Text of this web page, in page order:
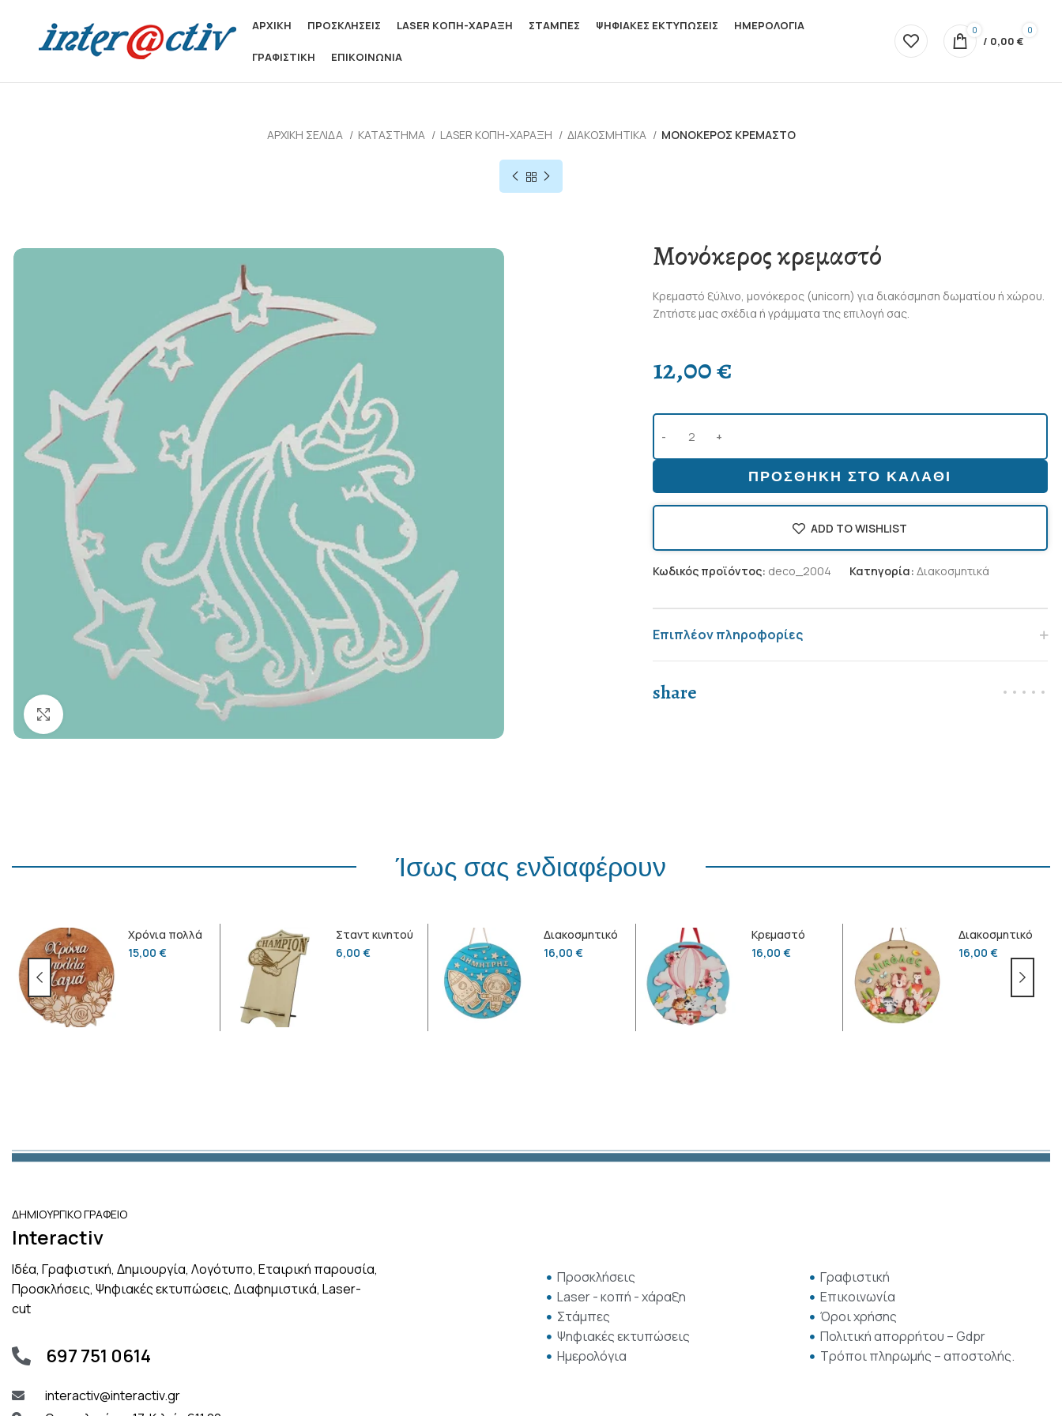
ΑΡΧΙΚΗ ΠΡΟΣΚΛΗΣΕΙΣ LASER ΚΟΠΗ-ΧΑΡΑΞΗ ΣΤΑΜΠΕΣ ΨΗΦΙΑΚΕΣ ΕΚΤΥΠΩΣΕΙΣ ΗΜΕΡΟΛΟΓΙΑ
ΓΡΑΦΙΣΤΙΚΗ ΕΠΙΚΟΙΝΩΝΙΑ
0 0
/ 0,00€
ΑΡΧΙΚΉ ΣΕΛΊΔΑ ΚΑΤΆΣΤΗΜΑ LASER ΚΟΠΗ-ΧΑΡΑΞΗ ΔΙΑΚΟΣΜΗΤΙΚΆ ΜΟΝΌΚΕΡΟΣ ΚΡΕΜΑΣΤΌ
Μονόκερος κρεμαστό
Κρεμαστό ξύλινο, μονόκερος (unicorn) για διακόσμηση δωματίου ή χώρου.
Ζητήστε μας σχέδια ή γράμματα της επιλογή σας.
12,00€
ΠΡΟΣΘΉΚΗ ΣΤΟ ΚΑΛΆΘΙ
ADD TO WISHLIST
Κωδικός προϊόντος: deco_2004 Κατηγορία: Διακοσμητικά
Επιπλέον πληροφορίες
share
Ίσως σας ενδιαφέρουν
Χρόνια πολλά
μαμά (1)
15,00€
Σταντ κινητού
τηλεφ.
“Ποδόσφαιρο”
6,00€
Διακοσμητικό
κρεμαστό
διαστημόπλοιο
16,00 €
Κρεμαστό
διακοσμητικό
αερόστατο
16,00 €
Διακοσμητικό
ονόματος
16,00€
ΔΗΜΙΟΥΡΓΙΚΟ ΓΡΑΦΕΙΟ
Interactiv
Ιδέα, Γραφιστική, Δημιουργία, Λογότυπο, Εταιρική παρουσία,
Προσκλήσεις, Ψηφιακές εκτυπώσεις, Διαφημιστικά, Laser-
cut
697 751 0614
interactiv@interactiv.gr
Προσκλήσεις
Laser - κοπή - χάραξη
Στάμπες
Ψηφιακές εκτυπώσεις
Ημερολόγια
Γραφιστική
Επικοινωνία
Όροι χρήσης
Πολιτική απορρήτου – Gdpr
Τρόποι πληρωμής – αποστολής.